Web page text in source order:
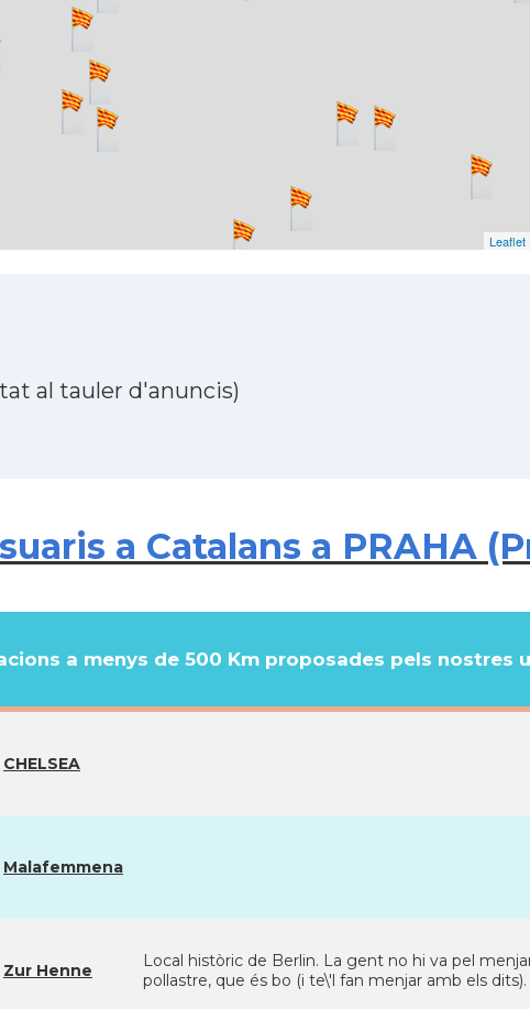
Leaflet
al tauler d'anuncis)
a Catalans a PRAHA
a menys de 500 Km proposades pels nostres
CHELSEA
Malafemmena
Zur Henne
Local històric de Berlin. La gent no hi va pel
pollastre, que és bo (i te\'l fan menjar amb els dits).